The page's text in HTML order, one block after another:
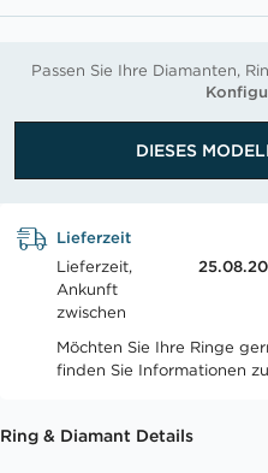
Passen Sie Ihre Diamanten,
DIESES
Lieferzeit
Lieferzeit,
Ankunft
zwischen
Möchten Sie Ihre Ringe
finden Sie Informationen
Ring & Diamant Details